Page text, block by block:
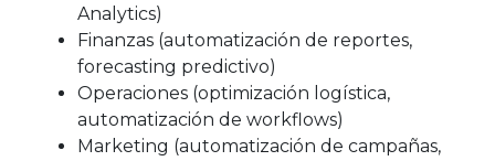
Analytics)
Finanzas (automatización de reportes,
forecasting predictivo)
Operaciones (optimización logística,
automatización de workflows)
Marketing (automatización de campañas,